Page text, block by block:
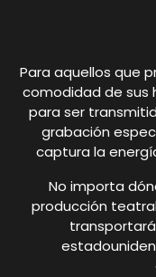
Para aquellos que
comodidad de sus
para ser
grabación
captura la
No importa
producción